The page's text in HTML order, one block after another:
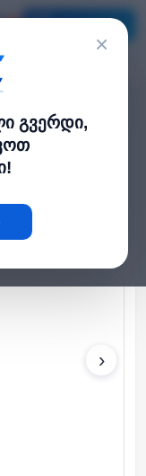
×
გვერდი,
›